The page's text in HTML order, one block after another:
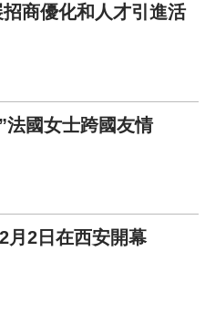
商優化和人才引進活
法國女士跨國友情
月2日在西安開幕